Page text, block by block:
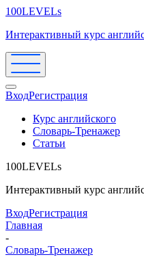
100LEVELs
Интерактивный курс
ВходРегистрация
Курс английского
Словарь-Тренажер
Статьи
100LEVELs
Интерактивный курс
ВходРегистрация
Главная
-
Словарь-Тренажер